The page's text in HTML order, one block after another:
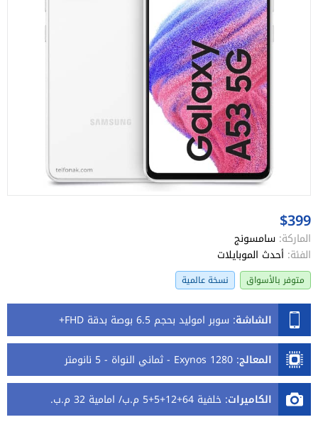
$399
الماركة: سامسونج
الفئة: أحدث الموبايلات
متوفر بالأسواق نسخة عالمية
الشاشة: سوبر اموليد بحجم 6.5 بوصة بدقة FHD+
المعالج: Exynos 1280 - ثماني النواة - 5 نانومتر
الكاميرات: خلفية 64+12+5+5 م.ب/ امامية 32 م.ب.